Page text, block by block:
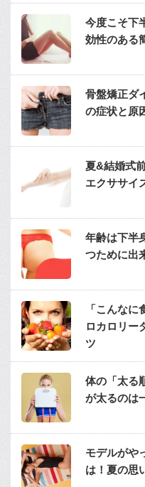
今度こそ下
効性のある
骨盤矯正ダ
の症状と原
夏&結婚式
エクササイ
年齢は下半
つために出
「こんな
ロカロリー
ツ
体の「太る
が太るのは
モデルがや
は！夏の思